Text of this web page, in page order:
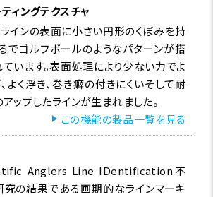
ィングテクスチャ
インの表面に小さい円形のくぼみを持
でゴルフボールのようなパターンが搭
います。表面処理により少ない力でよ
よく浮き、巻き癖の付きにくいそして耐
ップしたラインが生まれました。
この機能の製品一覧を見る
Anglers Line IDentification不
究の結果である画期的なラインマーキ